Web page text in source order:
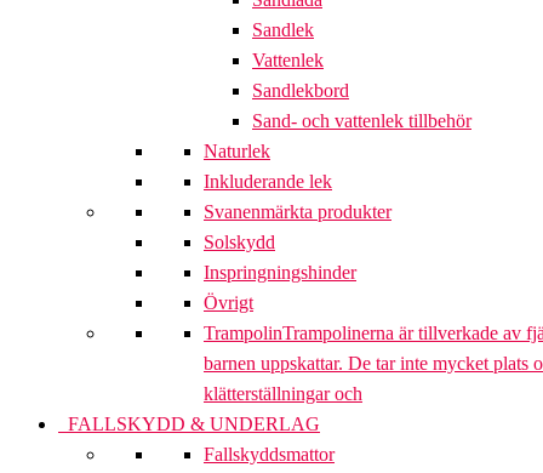
Sandlek
Vattenlek
Sandlekbord
Sand- och vattenlek tillbehör
Naturlek
Inkluderande lek
Svanenmärkta produkter
Solskydd
Inspringningshinder
Övrigt
TrampolinTrampolinerna är tillverkade av
barnen uppskattar. De tar inte mycket plats
klätterställningar och
FALLSKYDD & UNDERLAG
Fallskyddsmattor